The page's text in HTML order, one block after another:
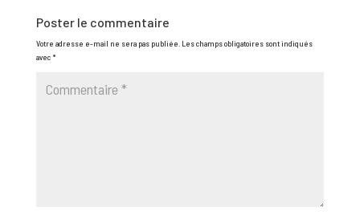
Poster le commentaire
Votre adresse e-mail ne sera pas publiée. Les champs obligatoires sont indiqués
avec*